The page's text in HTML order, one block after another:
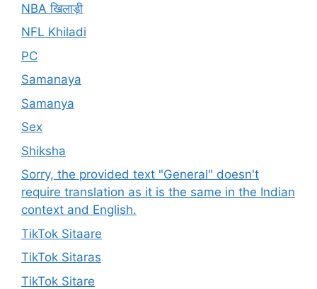
NBA खिलाड़ी
NFL Khiladi
PC
Samanaya
Samanya
Sex
Shiksha
Sorry, the provided text "General" doesn't
require translation as it is the same in the Indian
context and English.
TikTok Sitaare
TikTok Sitaras
TikTok Sitare